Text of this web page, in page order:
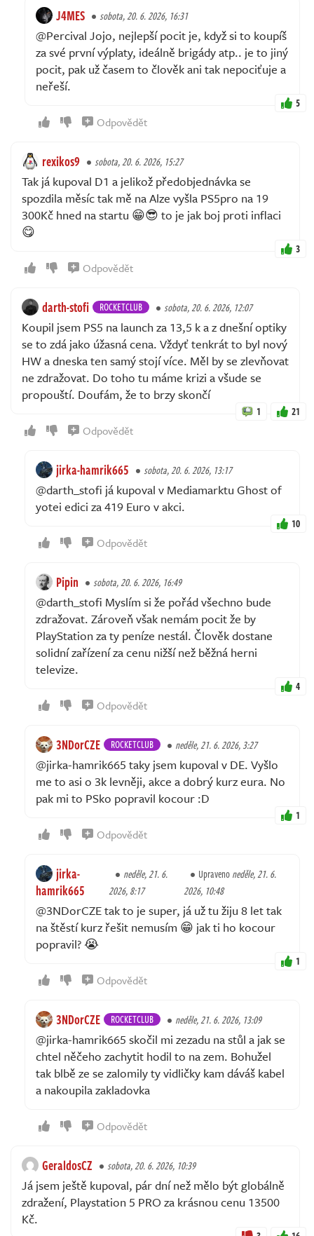
J4MES sobota, 20. 6. 2026, 16:31
@Percival Jojo, nejlepší pocit je, když si to koupíš
za své první výplaty, ideálně brigády atp.. je to jiný
pocit, pak už časem to člověk ani tak nepociťuje a
neřeší.
5
Odpovědět
rexikos9 sobota, 20. 6. 2026, 15:27
Tak já kupoval D1 a jelikož předobjednávka se
spozdila měsíc tak mě na Alze vyšla PS5pro na 19
300Kč hned na startu 😁😎 to je jak boj proti inflaci
😋
3
Odpovědět
darth-stofi ROCKETCLUB sobota, 20. 6. 2026, 12:07
Koupil jsem PS5 na launch za 13,5 k a z dnešní optiky
se to zdá jako úžasná cena. Vždyť tenkrát to byl nový
HW a dneska ten samý stojí více. Měl by se zlevňovat
ne zdražovat. Do toho tu máme krizi a všude se
propouští. Doufám, že to brzy skončí
1 21
Odpovědět
jirka-hamrik665 sobota, 20. 6. 2026, 13:17
@darth_stofi já kupoval v Mediamarktu Ghost of
yotei edici za 419 Euro v akci.
10
Odpovědět
Pipin sobota, 20. 6. 2026, 16:49
@darth_stofi Myslím si že pořád všechno bude
zdražovat. Zároveň však nemám pocit že by
PlayStation za ty peníze nestál. Člověk dostane
solidní zařízení za cenu nižší než běžná herni
televize.
4
Odpovědět
3NDorCZE ROCKETCLUB neděle, 21. 6. 2026, 3:27
@jirka-hamrik665 taky jsem kupoval v DE. Vyšlo
me to asi o 3k levněji, akce a dobrý kurz eura. No
pak mi to PSko popravil kocour :D
1
Odpovědět
jirka-
hamrik665
neděle, 21. 6.
2026, 8:17
Upravenoneděle, 21. 6.
2026, 10:48
@3NDorCZE tak to je super, já už tu žiju 8 let tak
na štěstí kurz řešit nemusím 😁 jak ti ho kocour
popravil? 😭
1
Odpovědět
3NDorCZE ROCKETCLUB neděle, 21. 6. 2026, 13:09
@jirka-hamrik665 skočil mi zezadu na stůl a jak se
chtel něčeho zachytit hodil to na zem. Bohužel
tak blbě ze se zalomily ty vidličky kam dáváš kabel
a nakoupila zakladovka
Odpovědět
GeraldosCZ sobota, 20. 6. 2026, 10:39
Já jsem ještě kupoval, pár dní než mělo být globálně
zdražení, Playstation 5 PRO za krásnou cenu 13500
Kč.